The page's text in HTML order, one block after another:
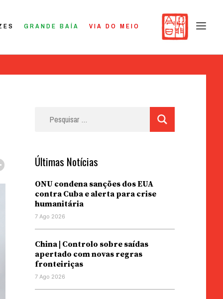
GRANDE BAÍA VIA DO MEIO
Últimas Notícias
ONU condena sanções dos EUA
contra Cuba e alerta para crise
humanitária
7 Ago 2026
China | Controlo sobre saídas
apertado com novas regras
fronteiriças
7 Ago 2026